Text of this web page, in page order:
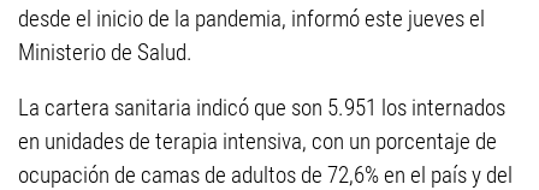
desde el inicio de la pandemia, informó este jueves el
Ministerio de Salud.
La cartera sanitaria indicó que son 5.951 los internados
en unidades de terapia intensiva, con un porcentaje de
ocupación de camas de adultos de 72,6% en el país y del